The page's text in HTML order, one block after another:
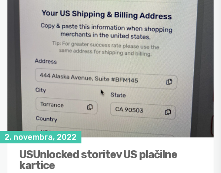
2. novembra, 2022
USUnlocked storitev US plačilne
kartice